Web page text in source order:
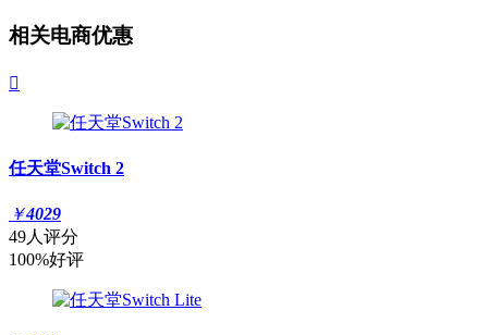
相关电商优惠

任天堂Switch 2
￥4029
49人评分
100%好评